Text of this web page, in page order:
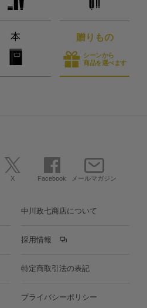
本 贈りもの
シーンから
商品を選べます
X Facebook メールマガジン
中川政七商店について
採用情報
特定商取引法の表記
プライバシーポリシー